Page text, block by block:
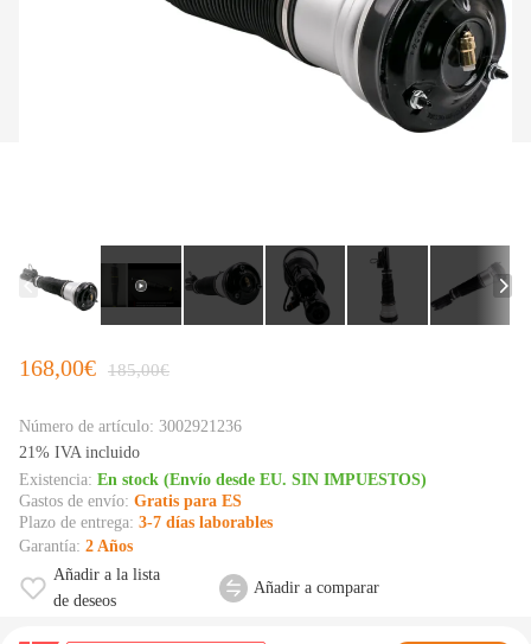
168,00€ 185,00€
Número de artículo: 3002921236
21% IVA incluido
Existencia: En stock (Envío desde EU. SIN IMPUESTOS)
Gastos de envío: Gratis para ES
Plazo de entrega: 3-7 días laborables
Garantía: 2 Años
Añadir a la lista
de deseos
Añadir a comparar